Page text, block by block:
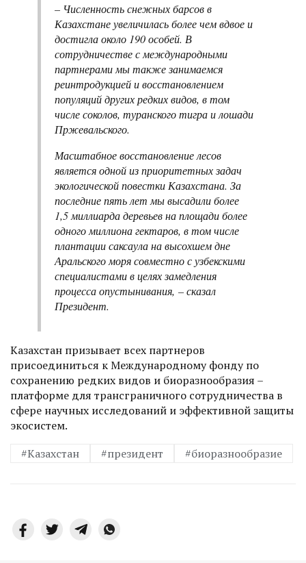
– Численность снежных барсов в
Казахстане увеличилась более чем вдвое и
достигла около 190 особей. В
сотрудничестве с международными
партнерами мы также занимаемся
реинтродукцией и восстановлением
популяций других редких видов, в том
числе соколов, туранского тигра и лошади
Пржевальского.
Масштабное восстановление лесов
является одной из приоритетных задач
экологической повестки Казахстана. За
последние пять лет мы высадили более
1,5 миллиарда деревьев на площади более
одного миллиона гектаров, в том числе
плантации саксаула на высохшем дне
Аральского моря совместно с узбекскими
специалистами в целях замедления
процесса опустынивания, – сказал
Президент.
Казахстан призывает всех партнеров
присоединиться к Международному фонду по
сохранению редких видов и биоразнообразия –
платформе для трансграничного сотрудничества в
сфере научных исследований и эффективной защиты
экосистем.
#Казахстан
#президент #биоразнообразие